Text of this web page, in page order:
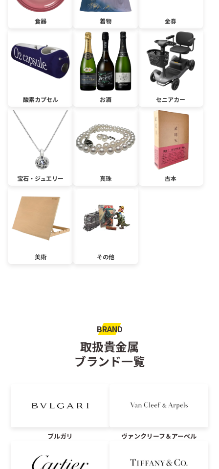
食器 着物 金券
酸素カプセル お酒 セニアカー
宝石・ジュエリー 真珠 古本
美術 その他
BRAND
取扱貴金属
ブランド一覧
ブルガリ ヴァンクリーフ＆アーペル